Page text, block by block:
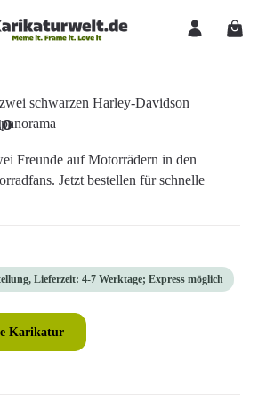
Freunde auf Motorrädern in den
Jetzt bestellen für schnelle
Lieferzeit: 4-7 Werktage; Express möglich
Karikatur